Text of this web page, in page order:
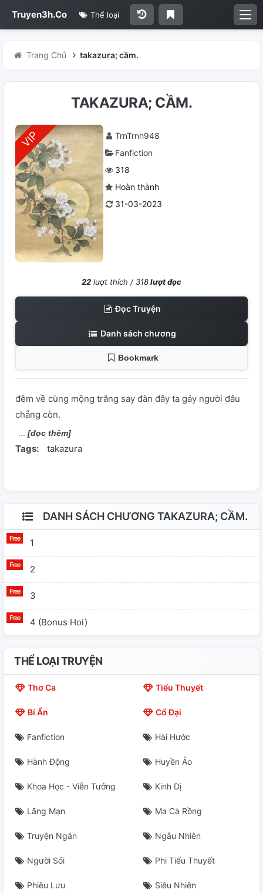
Truyen3h.Co Thể loại
Trang Chủ takazura; cầm.
TAKAZURA; CẦM.
TrnTrnh948
Fanfiction
318
Hoàn thành
31-03-2023
22 lượt thích /318lượt đọc
Đọc Truyện
Danh sách chương
Bookmark
đêm về cùng mộng trăng say đàn đây ta gảy người đâu
chẳng còn.
[đọc thêm]
Tags: takazura
DANH SÁCH CHƯƠNG TAKAZURA; CẦM.
1
2
3
4 (bonus Hoi)
THỂ LOẠI TRUYỆN
Thơ Ca Tiểu Thuyết
Bí Ẩn Cổ Đại
Fanfiction Hài Hước
Hành Động Huyền Ảo
Khoa Học - Viễn Tưởng Kinh Dị
Lãng Mạn Ma Cà Rồng
Truyện Ngắn Ngẫu Nhiên
Người Sói Phi Tiểu Thuyết
Phiêu Lưu Siêu Nhiên